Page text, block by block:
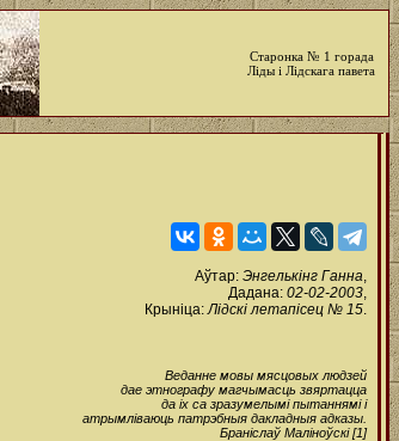
Старонка № 1 горада
Ліды і Лідскага павета
Аўтар: Энгелькінг Ганна,
Дадана: 02-02-2003,
Крыніца:Лідскі летапісец № 15.
Веданне мовы мясцовых людзей
дае этнографу магчымасць звяртацца
да іх са зразумелымі пытаннямі і
атрымліваюць патрэбныя дакладныя адказы.
Браніслаў Маліноўскі [1]